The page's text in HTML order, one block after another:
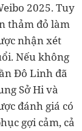
2025. Tuy
thảm đỏ làm
nhận xét
Nếu không
Đô Linh đã
Sở Hi và
đánh giá có
gợi cảm, cả